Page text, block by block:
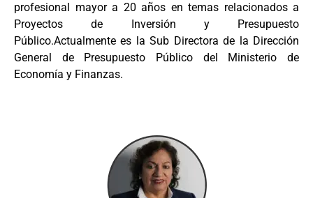
profesional mayor a 20 años en temas relacionados a
Proyectos de Inversión y Presupuesto
Público.Actualmente es la Sub Directora de la Dirección
General de Presupuesto Público del Ministerio de
Economía y Finanzas.